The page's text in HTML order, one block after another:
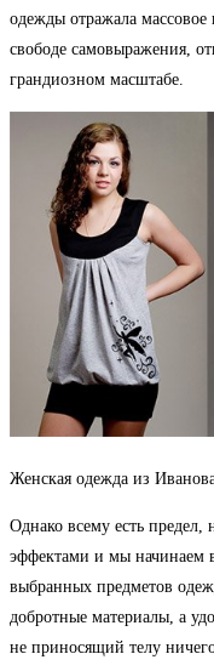
одежды отражала массовое
свободе самовыражения,
грандиозном масштабе.
Женская одежда из
Однако всему есть предел,
эффектами и мы начинаем
выбранных предметов
добротные материалы, а
не приносящий телу